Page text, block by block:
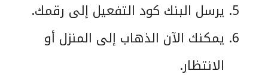
يرسل البنك كود التفعيل إلى رقمك.
يمكنك الآن الذهاب إلى المنزل أو
الانتظار.